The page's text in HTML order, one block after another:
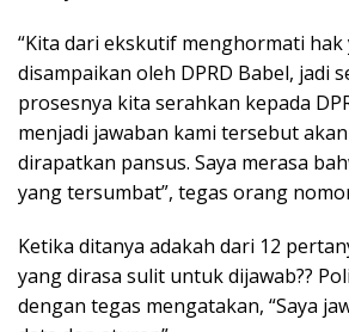
“Kita dari ekskutif menghormati hak
disampaikan oleh DPRD Babel, jadi
prosesnya kita serahkan kepada
menjadi jawaban kami tersebut
dirapatkan pansus. Saya merasa
yang tersumbat”, tegas orang
Ketika ditanya adakah dari 12
yang dirasa sulit untuk dijawab??
dengan tegas mengatakan, “Saya